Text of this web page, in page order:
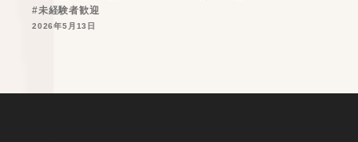
#未経験者歓迎
2026年5月13日